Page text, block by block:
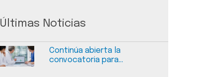
Últimas Noticias
Continúa abierta la
convocatoria para